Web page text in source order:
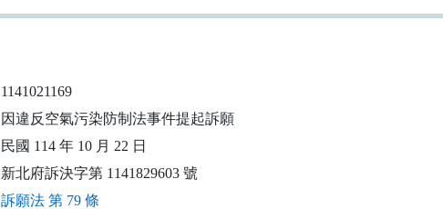
1141021169
因違反空氣污染防制法事件提起訴願
民國 114 年 10 月 22 日
新北府訴決字第 1141829603 號
訴願法 第 79 條